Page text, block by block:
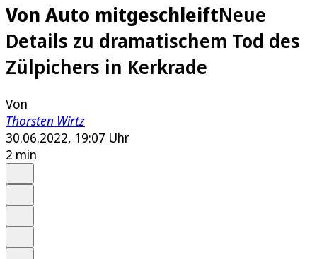
Von Auto mitgeschleiftNeue
Details zu dramatischem Tod des
Zülpichers in Kerkrade
Von
Thorsten Wirtz
30.06.2022, 19:07 Uhr
2 min